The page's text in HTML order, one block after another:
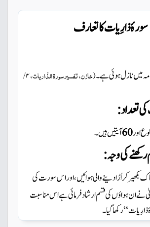
سورۂ ذارِیات کاتعارف
میںنازل ہوئی ہے۔(خازن، تفسیر سورۃ الذّاریات، ۴ /
تعداد:
اور60آیتیں ہیں ۔
رکھنے کی وجہ :
بکھیر کر اُڑا دینے والی ہوائیں ،اور اس سورت کی
نے ان ہواؤںکی قسم ارشاد فرمائی ہے ا س مناسبت
ذارِیات‘‘رکھا گیا۔